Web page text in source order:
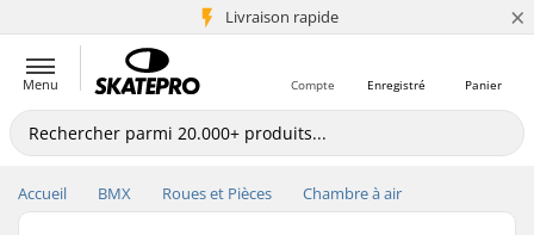
Livraison rapide
+5 mio de clients ×
Menu Panier
Enregistré
Compte
Accueil BMX Roues et Pièces Chambre à air